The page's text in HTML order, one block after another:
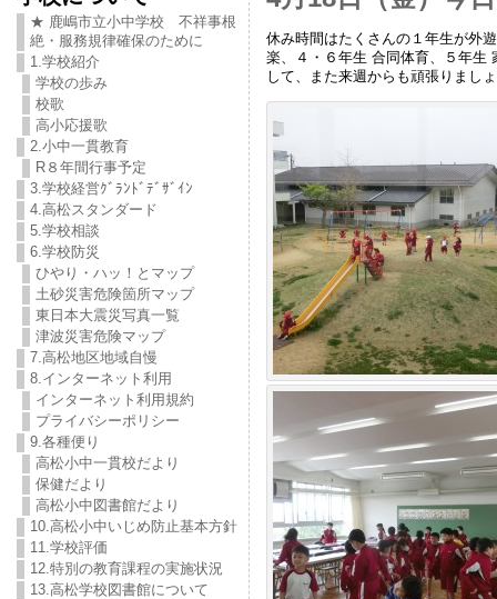
★ 鹿嶋市立小中学校 不祥事根
絶・服務規律確保のために
1.学校紹介
学校の歩み
校歌
高小応援歌
2.小中一貫教育
R８年間行事予定
3.学校経営ｸﾞﾗﾝﾄﾞﾃﾞｻﾞｲﾝ
4.高松スタンダード
5.学校相談
6.学校防災
ひやり・ハッ！とマップ
土砂災害危険箇所マップ
東日本大震災写真一覧
津波災害危険マップ
7.高松地区地域自慢
8.インターネット利用
インターネット利用規約
プライバシーポリシー
9.各種便り
高松小中一貫校だより
保健だより
高松小中図書館だより
10.高松小中いじめ防止基本方針
11.学校評価
12.特別の教育課程の実施状況
13.高松学校図書館について
休み時間はたくさんの１年生が外
楽、４・６年生 合同体育、５年生
して、また来週からも頑張りまし